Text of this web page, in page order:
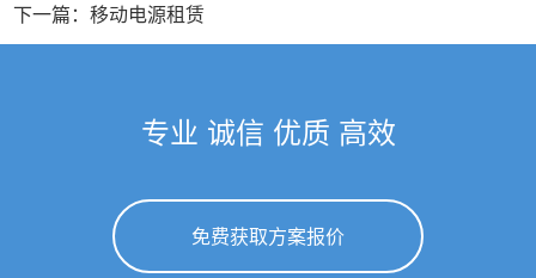
下一篇：移动电源租赁
专业 诚信 优质 高效
免费获取方案报价